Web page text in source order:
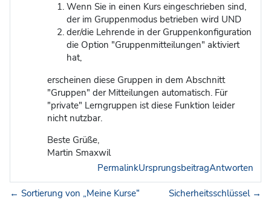
Wenn Sie in einen Kurs eingeschrieben sind,
der im Gruppenmodus betrieben wird UND
der/die Lehrende in der Gruppenkonfiguration
die Option "Gruppenmitteilungen" aktiviert
hat,
erscheinen diese Gruppen in dem Abschnitt
"Gruppen" der Mitteilungen automatisch. Für
"private" Lerngruppen ist diese Funktion leider
nicht nutzbar.
Beste Grüße,
Martin Smaxwil
PermalinkUrsprungsbeitragAntworten
← Sortierung von „Meine Kurse“ Sicherheitsschlüssel →